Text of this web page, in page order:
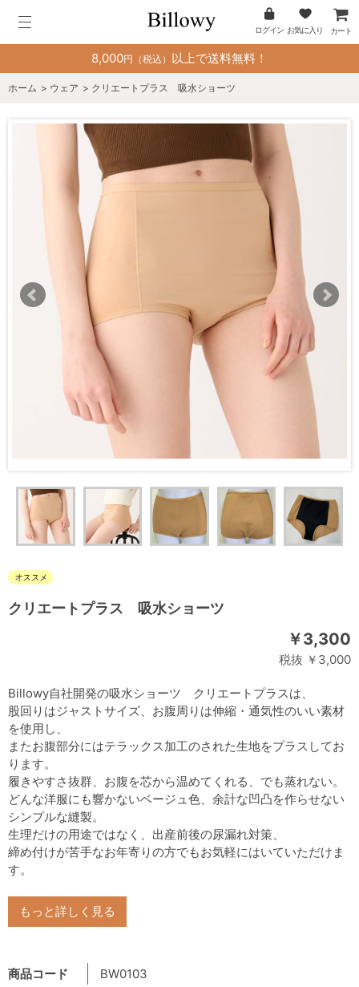
ログイン お気に入り カート
8,000円（税込） 以上で送料無料！
ホーム > ウェア > クリエートプラス 吸水ショーツ
クリエートプラス 吸水ショーツ
￥3,300
税抜 ￥3,000
商品コード BW0103
Billowy自社開発の吸水ショーツ クリエートプラスは、
股回りはジャストサイズ、お腹周りは伸縮・通気性のいい素材
を使用し、
またお腹部分にはテラックス加工のされた生地をプラスしてお
ります。
履きやすさ抜群、お腹を芯から温めてくれる、でも蒸れない。
どんな洋服にも響かないベージュ色、余計な凹凸を作らせない
シンプルな縫製。
生理だけの用途ではなく、出産前後の尿漏れ対策、
締め付けが苦手なお年寄りの方でもお気軽にはいていただけま
す。
もっと詳しく見る